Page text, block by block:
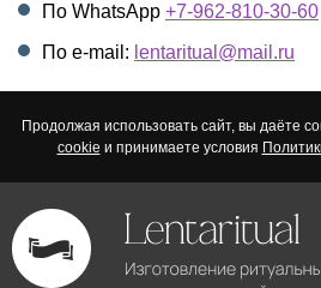
По WhatsApp +7-962-810-30-60
По e-mail: lentaritual@mail.ru
Продолжая использовать сайт, вы даёте
cookie и принимаете условия